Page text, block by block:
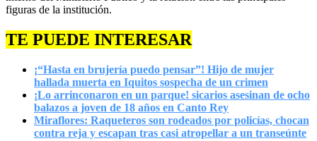
figuras de la institución.
TE PUEDE INTERESAR
¡“Hasta en brujería puedo pensar”! Hijo de mujer
hallada muerta en Iquitos sospecha de un crimen
¡Lo arrinconaron en un parque! sicarios asesinan de ocho
balazos a joven de 18 años en Canto Rey
Miraflores: Raqueteros son rodeados por policías, chocan
contra reja y escapan tras casi atropellar a un transeúnte